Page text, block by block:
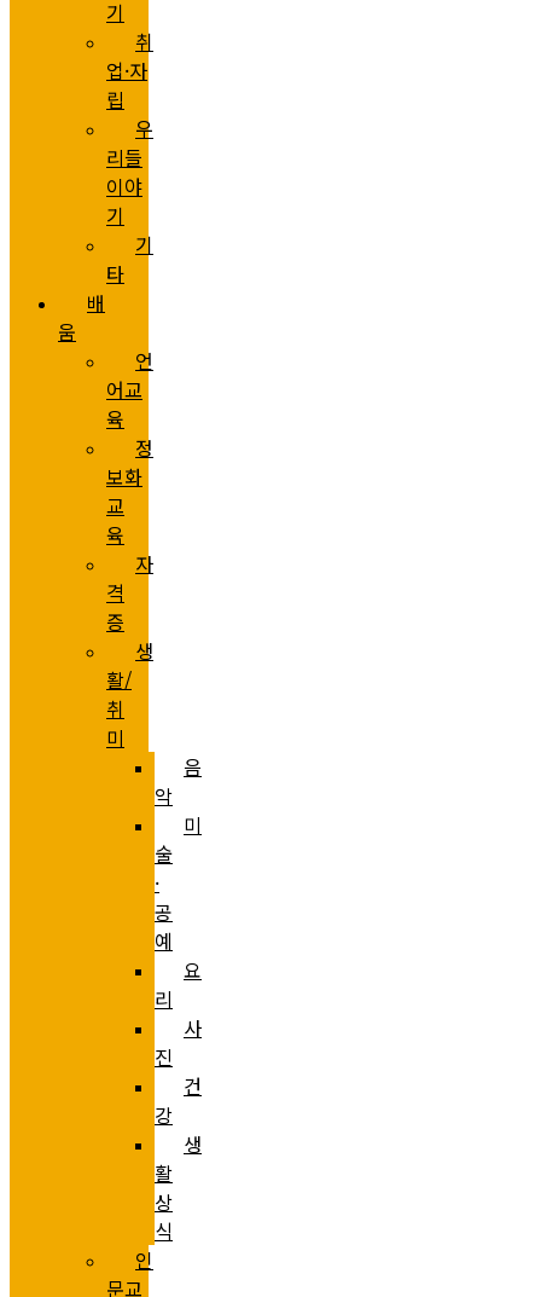
기
취
업·자
립
우
리들
이야
기
기
타
배
움
언
어교
육
정
보화
교
육
자
격
증
생
활/
취
미
음
악
미
술
·
공
예
요
리
사
진
건
강
생
활
상
식
인
문교